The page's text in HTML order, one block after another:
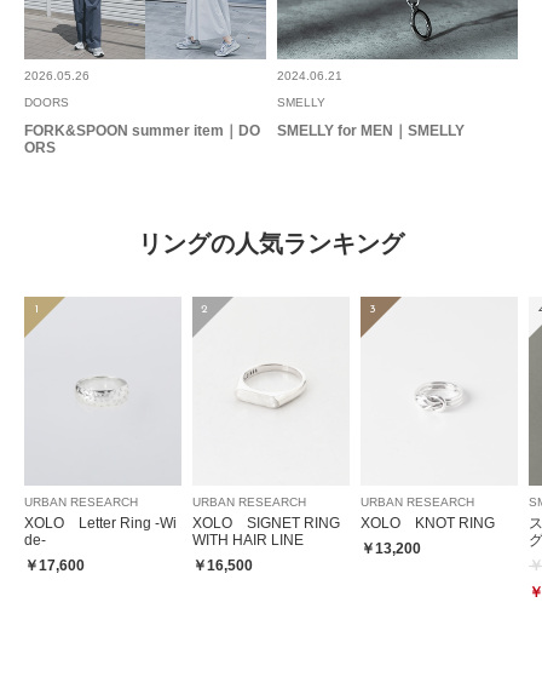
2026.05.26
DOORS
FORK&SPOON summer item｜DO
ORS
2024.06.21
SMELLY
SMELLY for MEN｜SMELLY
リングの人気ランキング
1
URBAN RESEARCH
XOLO Letter Ring -Wi
de-
￥17,600
2
URBAN RESEARCH
XOLO SIGNET RING
WITH HAIR LINE
￥16,500
3
URBAN RESEARCH
XOLO KNOT RING
￥13,200
グ